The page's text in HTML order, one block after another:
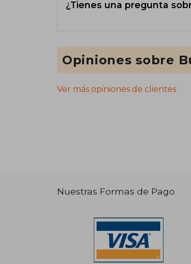
¿Tienes una pregunta
Opiniones sobre
Ver más opiniones de clientes
Nuestras Formas de Pago